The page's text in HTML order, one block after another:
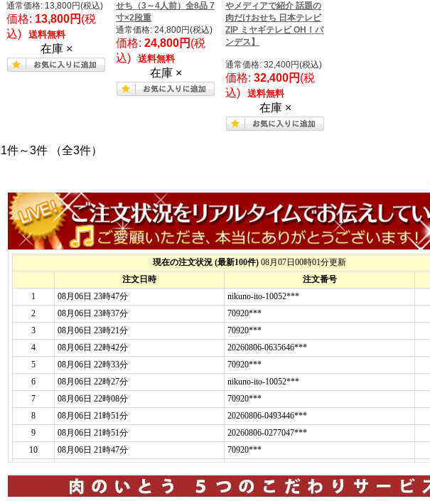
通常価格: 13,800円(税込)
価格: 13,800円 (税
込)
送料無料
在庫 ×
せち（3～4人前）全8品 7
寸×2段重
通常価格: 24,800円(税込)
価格: 24,800円 (税
込)
送料無料
在庫 ×
やメディアで紹介 話題の
肉だけおせち 日本テレビ
ZIP ミヤギテレビ OH！バ
ンデス】
通常価格: 32,400円(税込)
価格: 32,400円 (税
込)
送料無料
在庫 ×
1件～3件 （全3件）